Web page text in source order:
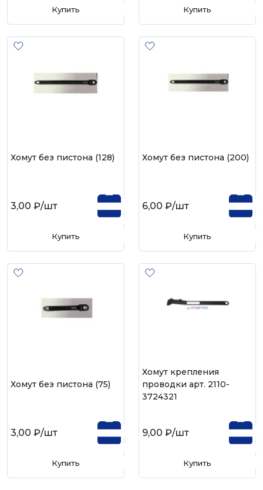
Купить Купить
Хомут без пистона (128)
3,00 ₽/шт
Купить
Хомут без пистона (200)
6,00 ₽/шт
Купить
Хомут без пистона (75)
3,00 ₽/шт
Купить
Хомут крепления
проводки арт. 2110-
3724321
9,00 ₽/шт
Купить